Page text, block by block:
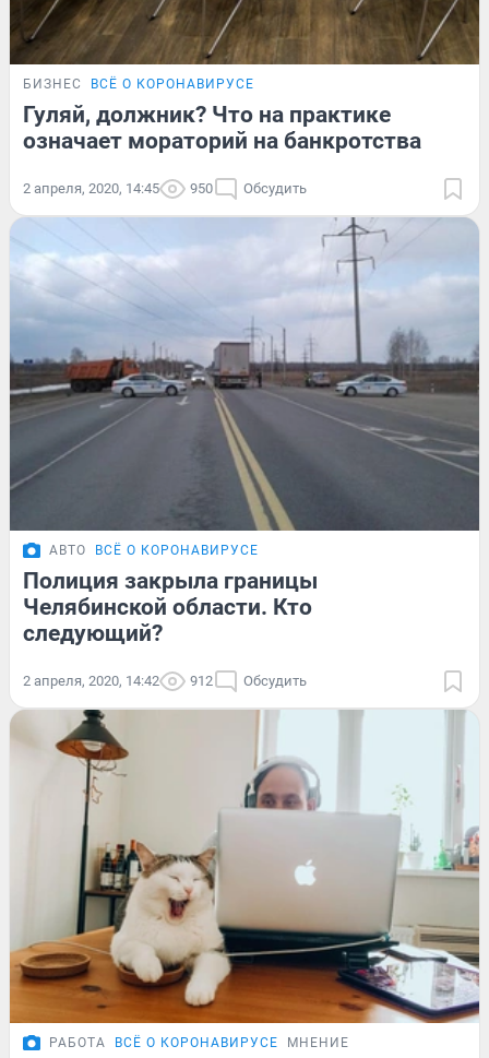
БИЗНЕС ВСЁ О КОРОНАВИРУСЕ
Гуляй, должник? Что на практике
означает мораторий на банкротства
2 апреля, 2020, 14:45 950 Обсудить
АВТО ВСЁ О КОРОНАВИРУСЕ
Полиция закрыла границы
Челябинской области. Кто
следующий?
2 апреля, 2020, 14:42 912 Обсудить
РАБОТА ВСЁ О КОРОНАВИРУСЕ МНЕНИЕ